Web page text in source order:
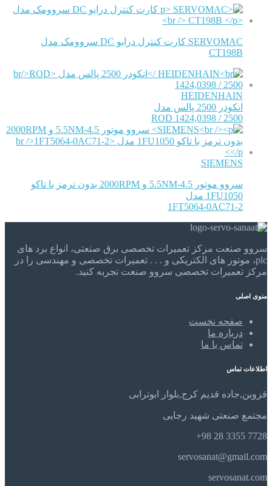
SERVOMAC کارت کنترل درایو DC سروومک مدل
CT198B
HEIDENHAIN
انکودر 2500 پالس مدل
ROD 1424,0398 / 2500
SIEMENS
سروو موتور 4.5-5.5NM و 2000RPM بدون ترمز با تاکو
1FU1050 مدل
1FT5064-0AC71-2
سروو صنعت مرکز تعمیرات تخصصی برق صنعتی، انواع برد های
plc، موتور های الکتریکی و . . . تعمیرات تخصصی و مهندسی را در
مرکز تعمیرات تخصصی سروو صنعت تجربه کنید.
منوی اصلی
صفحه نخست
درباره ما
تماس با ما
اطلاعات تماس
قزوین,جاده قدیم کرج,بلوار ابوترابی
مجتمع صنعتی شهید رجایی
7728 3355 28 98+
servosanat@gmail.com
servosanat.com